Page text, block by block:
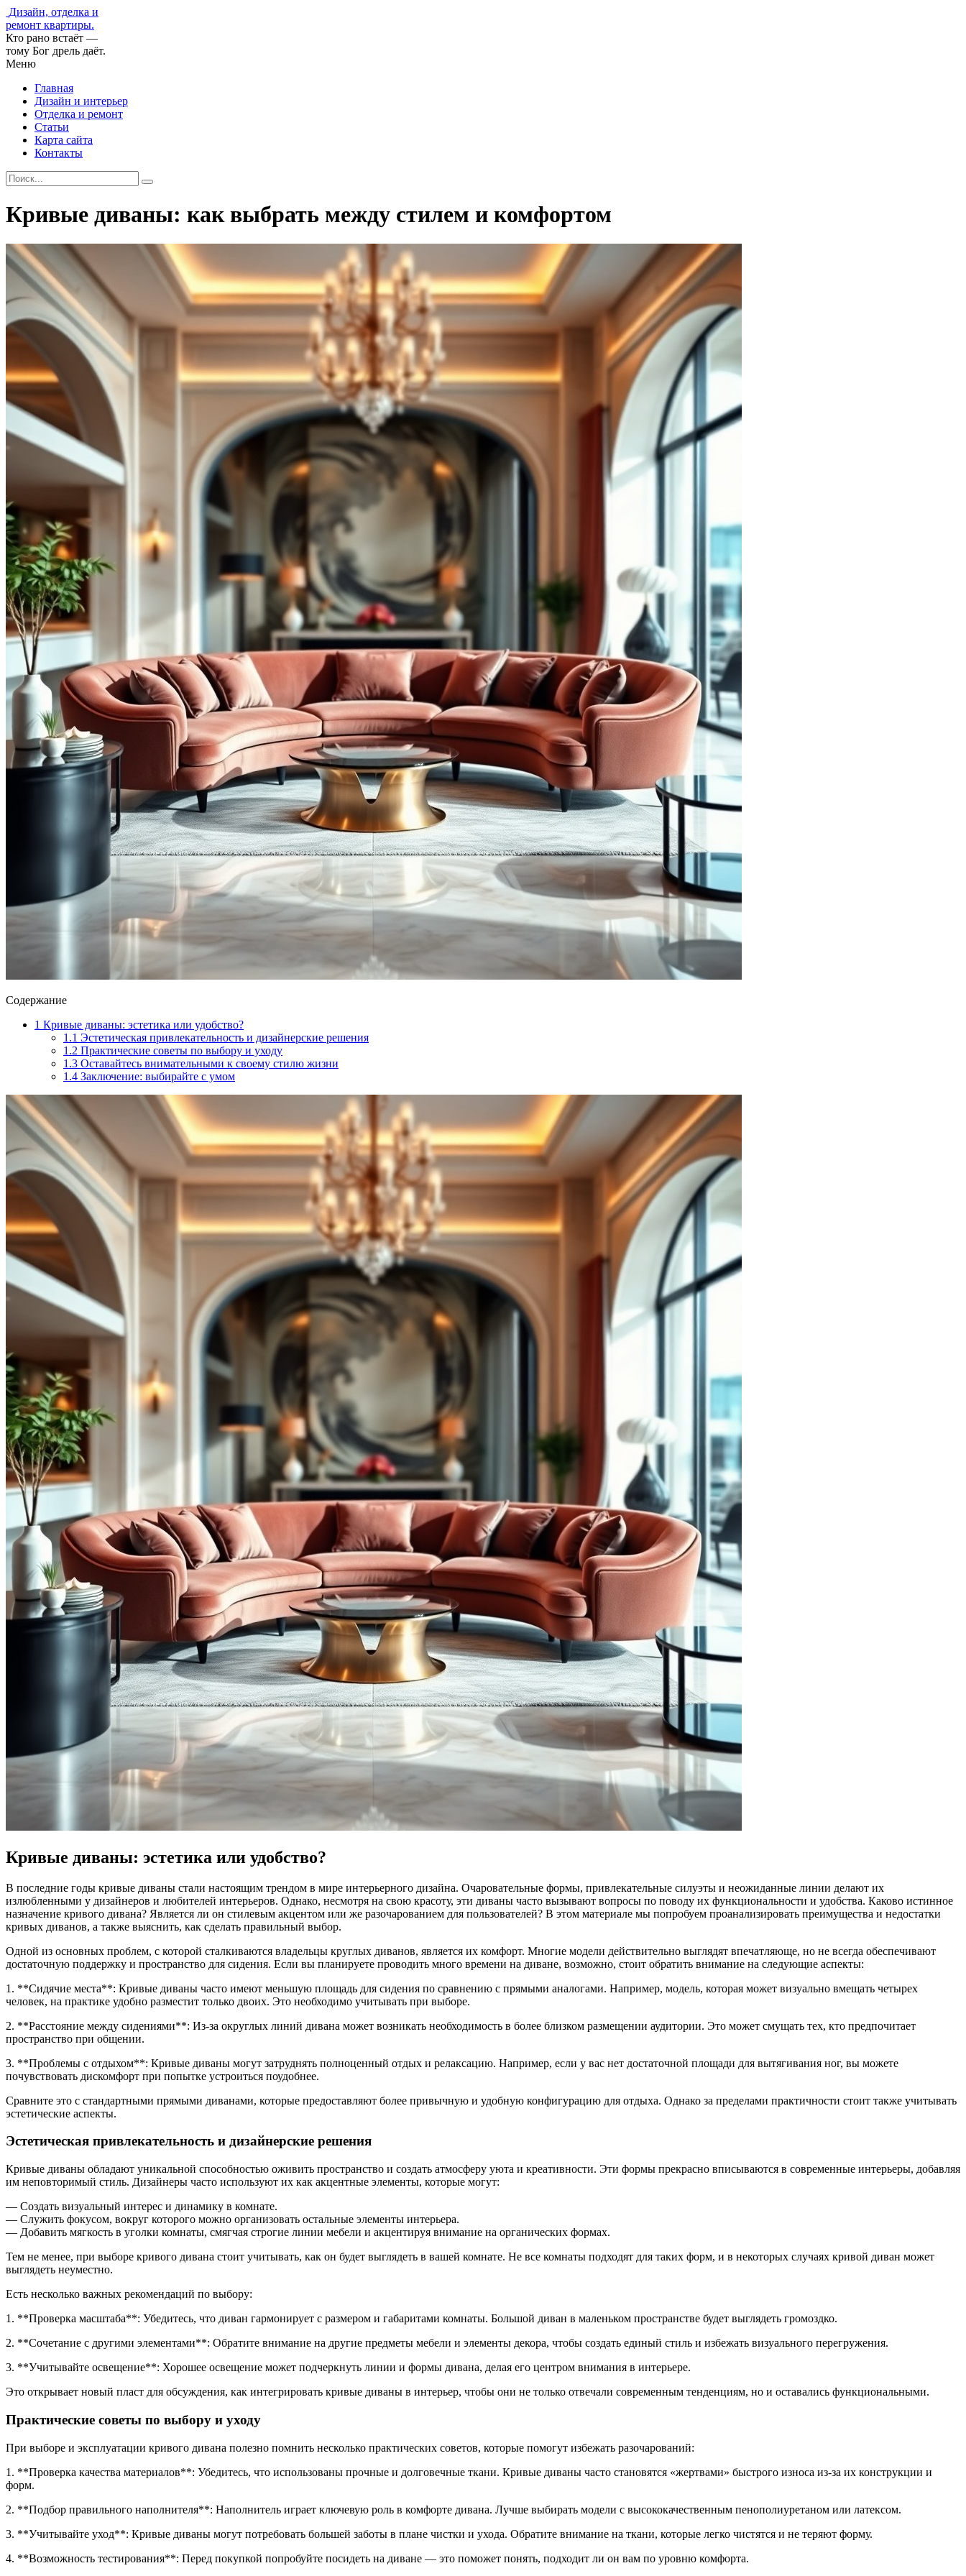
Дизайн, отделка и
ремонт квартиры.
Кто рано встаёт —
тому Бог дрель даёт.
Меню
Главная
Дизайн и интерьер
Отделка и ремонт
Статьи
Карта сайта
Контакты
Кривые диваны: как выбрать между стилем и комфортом
Содержание
1 Кривые диваны: эстетика или удобство?
1.1 Эстетическая привлекательность и дизайнерские решения
1.2 Практические советы по выбору и уходу
1.3 Оставайтесь внимательными к своему стилю жизни
1.4 Заключение: выбирайте с умом
Кривые диваны: эстетика или удобство?
В последние годы кривые диваны стали настоящим трендом в мире интерьерного дизайна. Очаровательные формы, привлекательные силуэты и неожиданные линии делают их
излюбленными у дизайнеров и любителей интерьеров. Однако, несмотря на свою красоту, эти диваны часто вызывают вопросы по поводу их функциональности и удобства. Каково истинное
назначение кривого дивана? Является ли он стилевым акцентом или же разочарованием для пользователей? В этом материале мы попробуем проанализировать преимущества и недостатки
кривых диванов, а также выяснить, как сделать правильный выбор.
Одной из основных проблем, с которой сталкиваются владельцы круглых диванов, является их комфорт. Многие модели действительно выглядят впечатляюще, но не всегда обеспечивают
достаточную поддержку и пространство для сидения. Если вы планируете проводить много времени на диване, возможно, стоит обратить внимание на следующие аспекты:
1. **Сидячие места**: Кривые диваны часто имеют меньшую площадь для сидения по сравнению с прямыми аналогами. Например, модель, которая может визуально вмещать четырех
человек, на практике удобно разместит только двоих. Это необходимо учитывать при выборе.
2. **Расстояние между сидениями**: Из-за округлых линий дивана может возникать необходимость в более близком размещении аудитории. Это может смущать тех, кто предпочитает
пространство при общении.
3. **Проблемы с отдыхом**: Кривые диваны могут затруднять полноценный отдых и релаксацию. Например, если у вас нет достаточной площади для вытягивания ног, вы можете
почувствовать дискомфорт при попытке устроиться поудобнее.
Сравните это с стандартными прямыми диванами, которые предоставляют более привычную и удобную конфигурацию для отдыха. Однако за пределами практичности стоит также учитывать
эстетические аспекты.
Эстетическая привлекательность и дизайнерские решения
Кривые диваны обладают уникальной способностью оживить пространство и создать атмосферу уюта и креативности. Эти формы прекрасно вписываются в современные интерьеры, добавляя
им неповторимый стиль. Дизайнеры часто используют их как акцентные элементы, которые могут:
— Создать визуальный интерес и динамику в комнате.
— Служить фокусом, вокруг которого можно организовать остальные элементы интерьера.
— Добавить мягкость в уголки комнаты, смягчая строгие линии мебели и акцентируя внимание на органических формах.
Тем не менее, при выборе кривого дивана стоит учитывать, как он будет выглядеть в вашей комнате. Не все комнаты подходят для таких форм, и в некоторых случаях кривой диван может
выглядеть неуместно.
Есть несколько важных рекомендаций по выбору:
1. **Проверка масштаба**: Убедитесь, что диван гармонирует с размером и габаритами комнаты. Большой диван в маленьком пространстве будет выглядеть громоздко.
2. **Сочетание с другими элементами**: Обратите внимание на другие предметы мебели и элементы декора, чтобы создать единый стиль и избежать визуального перегружения.
3. **Учитывайте освещение**: Хорошее освещение может подчеркнуть линии и формы дивана, делая его центром внимания в интерьере.
Это открывает новый пласт для обсуждения, как интегрировать кривые диваны в интерьер, чтобы они не только отвечали современным тенденциям, но и оставались функциональными.
Практические советы по выбору и уходу
При выборе и эксплуатации кривого дивана полезно помнить несколько практических советов, которые помогут избежать разочарований:
1. **Проверка качества материалов**: Убедитесь, что использованы прочные и долговечные ткани. Кривые диваны часто становятся «жертвами» быстрого износа из-за их конструкции и
форм.
2. **Подбор правильного наполнителя**: Наполнитель играет ключевую роль в комфорте дивана. Лучше выбирать модели с высококачественным пенополиуретаном или латексом.
3. **Учитывайте уход**: Кривые диваны могут потребовать большей заботы в плане чистки и ухода. Обратите внимание на ткани, которые легко чистятся и не теряют форму.
4. **Возможность тестирования**: Перед покупкой попробуйте посидеть на диване — это поможет понять, подходит ли он вам по уровню комфорта.